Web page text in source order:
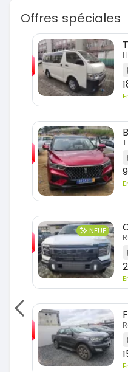
Offres spéciales
Toyota
HiAce
2018
18 900
En vente
T77 2.0 7
2021
9 500
En vente
NEUF Chery
Rely R8
2026
21 500
En vente
Ford
Ranger
2020
15 500
En vente